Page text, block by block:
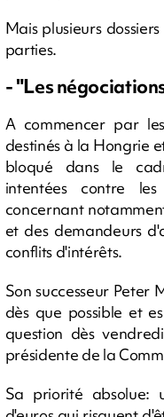
Mais plusieurs
parties.
- "Les
A commencer par
destinés à la Hongrie
bloqué dans le
intentées contre
concernant
et des demandeurs
conflits d'intérêts.
Son successeur Peter
dès que possible et
question dès
présidente de la
Sa priorité absolue: